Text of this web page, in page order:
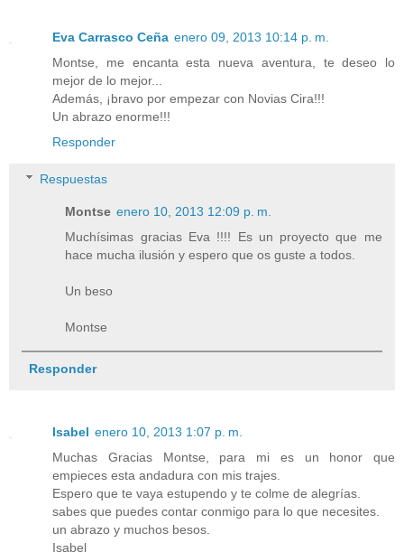
Eva Carrasco Ceña enero 09, 2013 10:14 p. m.
Montse, me encanta esta nueva aventura, te deseo lo
mejor de lo mejor...
Además, ¡bravo por empezar con Novias Cira!!!
Un abrazo enorme!!!
Responder
Respuestas
Montse enero 10, 2013 12:09 p. m.
Muchísimas gracias Eva !!!! Es un proyecto que me
hace mucha ilusión y espero que os guste a todos.
Un beso
Montse
Responder
Isabel enero 10, 2013 1:07 p. m.
Muchas Gracias Montse, para mi es un honor que
empieces esta andadura con mis trajes.
Espero que te vaya estupendo y te colme de alegrías.
sabes que puedes contar conmigo para lo que necesites.
un abrazo y muchos besos.
Isabel